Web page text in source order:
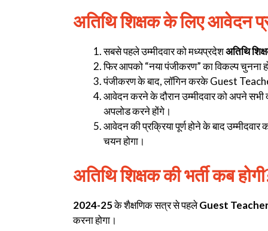
अतिथि शिक्षक के लिए आवेदन
सबसे पहले उम्मीदवार को मध्यप्रदेशअतिथि
फिर आपको “नया पंजीकरण” का विकल्प चुनना
पंजीकरण के बाद, लॉगिन करके Guest
आवेदन करने के दौरान उम्मीदवार को अपने सभी
अपलोड करने होंगे।
आवेदन की प्रक्रिया पूर्ण होने के बाद उम्मीदवार
चयन होगा।
अतिथि शिक्षक की भर्ती कब
2024-25के शैक्षणिक सत्र से पहलेGuest
करना होगा।